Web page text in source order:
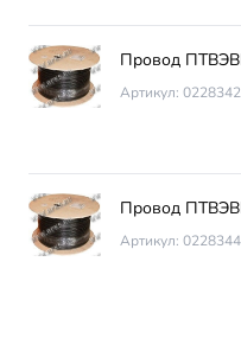
Провод
Артикул: 0228342
Провод
Артикул: 0228344